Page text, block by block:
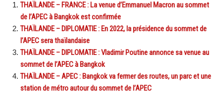
THAÏLANDE – FRANCE : La venue d’Emmanuel Macron au sommet
de l’APEC à Bangkok est confirmée
THAÏLANDE – DIPLOMATIE : En 2022, la présidence du sommet de
l’APEC sera thaïlandaise
THAÏLANDE – DIPLOMATIE : Vladimir Poutine annonce sa venue au
sommet de l’APEC à Bangkok
THAÏLANDE – APEC : Bangkok va fermer des routes, un parc et une
station de métro autour du sommet de l’APEC